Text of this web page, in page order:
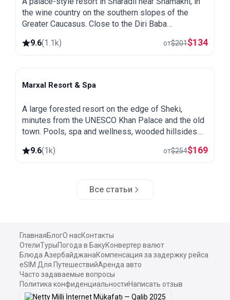
the wine country on the southern slopes of the
Greater Caucasus. Close to the Diri Baba
Pirqulu forests.
9.6(1.1k) от$201$134
Sheki
Marxal Resort & Spa
A large forested resort on the edge of Sheki,
minutes from the UNESCO Khan Palace and the old
town. Pools, spa and wellness, wooded hillsides
and a great base for exploring northern Azerbaijan.
9.6(1k) от$254$169
Все статьи
ГлавнаяБлогО насКонтакты
ОтелиТурыПогода в БакуКонвертер валют
Блюда АзербайджанаКомпенсация за задержку рейса
eSIM Для ПутешествийАренда авто
Часто задаваемые вопросы
Политика конфиденциальностиНаписать отзыв